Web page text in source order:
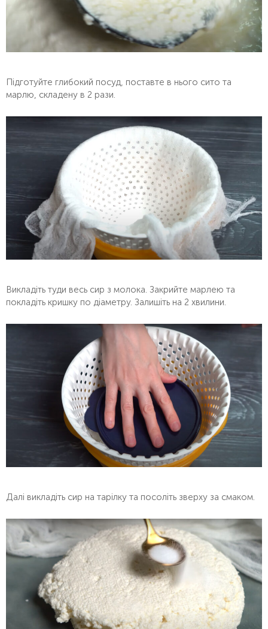
Підготуйте глибокий посуд, поставте в нього сито та
марлю, складену в 2 рази.
Викладіть туди весь сир з молока. Закрийте марлею та
покладіть кришку по діаметру. Залишіть на 2 хвилини.
Далі викладіть сир на тарілку та посоліть зверху за смаком.